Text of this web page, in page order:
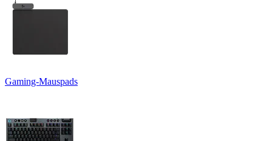
Gaming-Mauspads